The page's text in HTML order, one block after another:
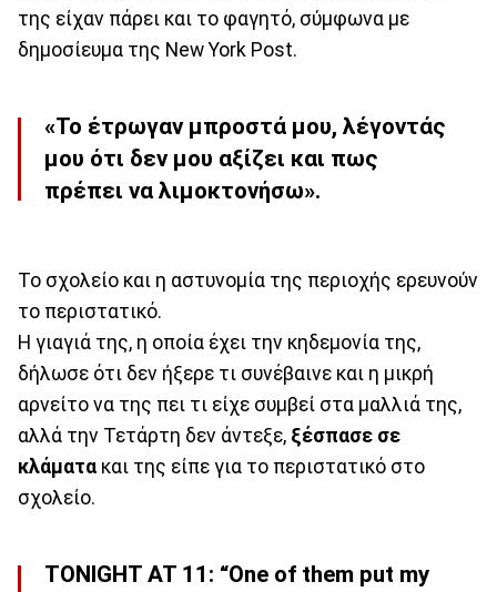
της είχαν πάρει και το φαγητό, σύμφωνα με
δημοσίευμα της New York Post.
«Το έτρωγαν μπροστά μου, λέγοντάς
μου ότι δεν μου αξίζει και πως
πρέπει να λιμοκτονήσω».
Το σχολείο και η αστυνομία της περιοχής ερευνούν
το περιστατικό.
Η γιαγιά της, η οποία έχει την κηδεμονία της,
δήλωσε ότι δεν ήξερε τι συνέβαινε και η μικρή
αρνείτο να της πει τι είχε συμβεί στα μαλλιά της,
αλλά την Τετάρτη δεν άντεξε, ξέσπασε σε
κλάματα και της είπε για το περιστατικό στο
σχολείο.
TONIGHT AT 11: “One of them put my